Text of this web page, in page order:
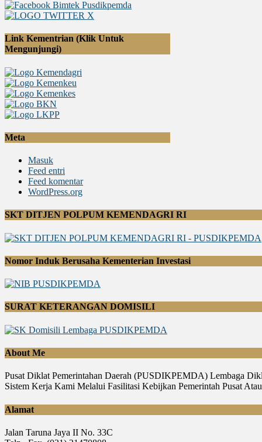
Link Kementrian (Klik Untuk
Mengunjungi)
Meta
Masuk
Feed entri
Feed komentar
WordPress.org
SKT DITJEN POLPUM KEMENDAGRI RI
Nomor Induk Berusaha Kementerian Investasi
SURAT KETERANGAN DOMISILI
About Me
Pusat Diklat Pemerintahan Daerah (PUSDIKPEMDA) Lembaga
Sistem Kerja Kami Melalui Fasilitasi Kebijkan Pemerintah Pusat
Alamat
Jalan Taruna Jaya II No. 33C